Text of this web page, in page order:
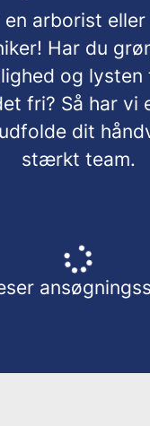
en arborist
Har du
og lysten
fri? Så har vi
dit
stærkt team.